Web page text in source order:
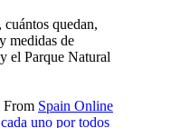
quedan,
medidas de
el Parque Natural
From Spain Online
uno por todos